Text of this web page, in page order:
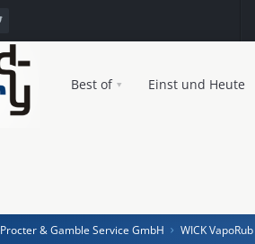
Best of Einst und Heute
Procter & Gamble Service GmbH WICK VapoRub